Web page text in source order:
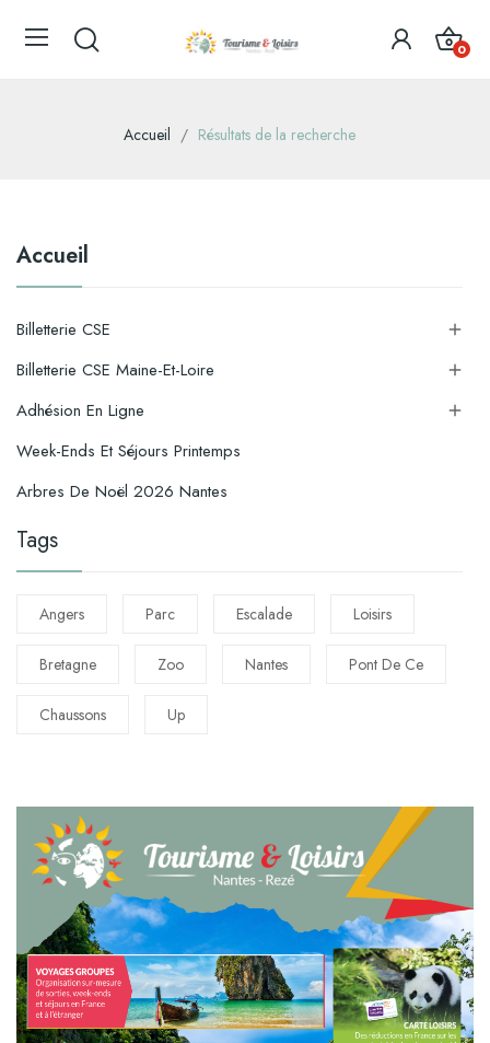
0
Accueil Résultats de la recherche
Accueil
Billetterie CSE 
Billetterie CSE Maine-Et-Loire 
Adhésion En Ligne 
Week-Ends Et Séjours Printemps
Arbres De Noël 2026 Nantes
Tags
Angers Parc Escalade Loisirs
Bretagne Zoo Nantes Pont De Ce
Chaussons Up